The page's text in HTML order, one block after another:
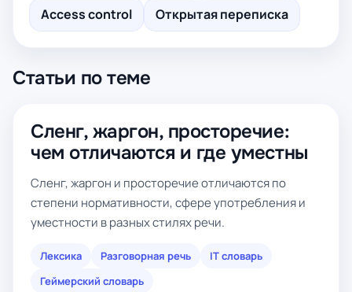
Access control
Открытая переписка
Статьи по теме
Сленг, жаргон, просторечие:
чем отличаются и где уместны
Сленг, жаргон и просторечие отличаются по
степени нормативности, сфере употребления и
уместности в разных стилях речи.
Лексика Разговорная речь
IT словарь
Геймерский словарь